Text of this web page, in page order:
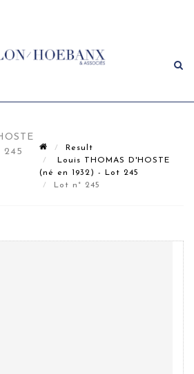
245
Result
Louis THOMAS D'HOSTE
(né en 1932) - Lot 245
Lot n° 245